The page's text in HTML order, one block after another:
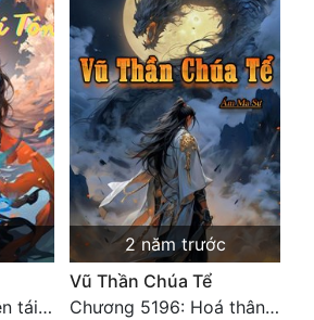
Chương 3822: Thiên tái phong vân một tiếng cười
2 năm trước
Vũ Thần Chúa Tể
Chương 5196: Hoá thân hắc ám